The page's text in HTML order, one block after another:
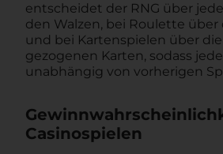
entscheidet der RNG über
den Walzen, bei Roulette über
und bei Kartenspielen über
gezogenen Karten, sodass
unabhängig von vorherigen
Casinospielen